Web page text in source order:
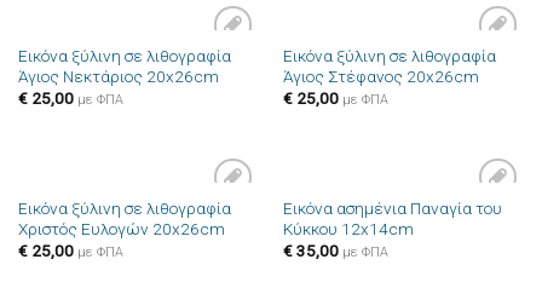
Πρόσθήκη
στην λίστα
Εικόνα ξύλινη σε λιθογραφία
Άγιος Νεκτάριος 20x26cm
€25,00 με ΦΠΑ
Πρόσθήκη
στην λίστα
Εικόνα ξύλινη σε λιθογραφία
Άγιος Στέφανος 20x26cm
€25,00 με ΦΠΑ
Πρόσθήκη
στην λίστα
Εικόνα ξύλινη σε λιθογραφία
Χριστός Ευλογών 20x26cm
€25,00 με ΦΠΑ
Πρόσθήκη
Εικόνα ασημένια Παναγία του
Κύκκου 12x14cm
€35,00 με ΦΠΑ